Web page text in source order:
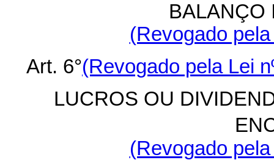
BALANÇO
(Revogado
Art. 6°(Revogado pela Lei
LUCROS OU
(Revogado